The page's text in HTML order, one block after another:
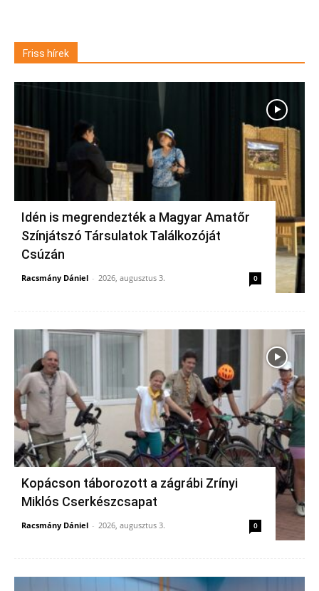
Friss hírek
Idén is megrendezték a Magyar Amatőr
Színjátszó Társulatok Találkozóját
Csúzán
Racsmány Dániel - 2026, augusztus 3. 0
Kopácson táborozott a zágrábi Zrínyi
Miklós Cserkészcsapat
Racsmány Dániel - 2026, augusztus 3. 0